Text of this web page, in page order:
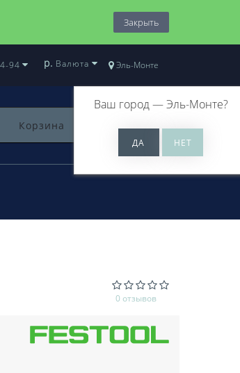
Закрыть
Эль-Монте
Ваш город —Эль-Монте?
94 р. Валюта
Корзина 0
0 отзывов